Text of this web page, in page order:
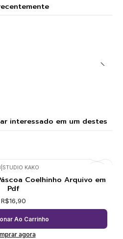
interessado em um destes
STUDIO KAKO
Coelhinho Arquivo em
Pdf
R$16,90
Ao Carrinho
agora